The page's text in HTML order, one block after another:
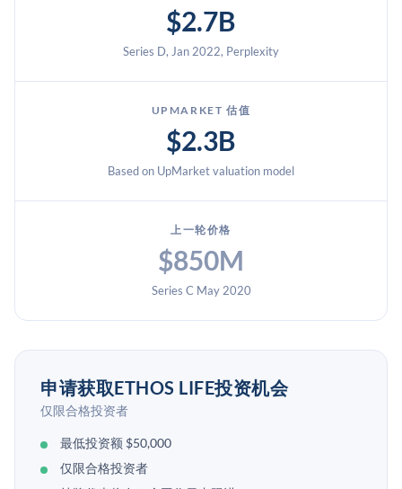
$2.7B
Series D, Jan 2022, Perplexity
UPMARKET 估值
$2.3B
Based on UpMarket valuation model
上一轮价格
$850M
Series C May 2020
申请获取ETHOS LIFE投资机会
仅限合格投资者
最低投资额 $50,000
仅限合格投资者